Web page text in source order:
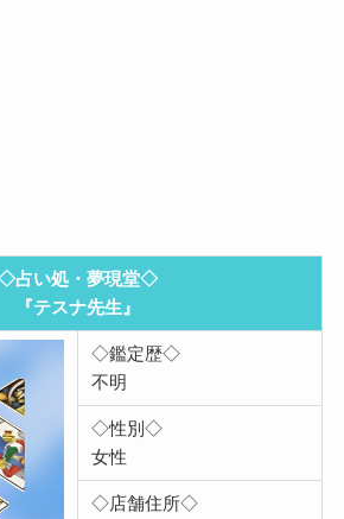
占い処・夢現堂◇
『テスナ先生』
◇鑑定歴◇
不明
◇性別◇
女性
◇店舗住所◇